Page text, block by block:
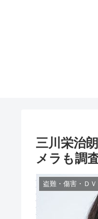
三川栄治
メラも調
盗難・傷害・Ｄ